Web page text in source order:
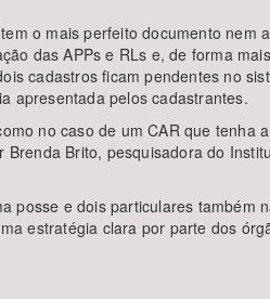
o mais perfeito documento nem
das APPs e RLs e, de forma
cadastros ficam pendentes no
apresentada pelos cadastrantes.
no caso de um CAR que tenha
Brito, pesquisadora do
posse e dois particulares também
estratégia clara por parte dos